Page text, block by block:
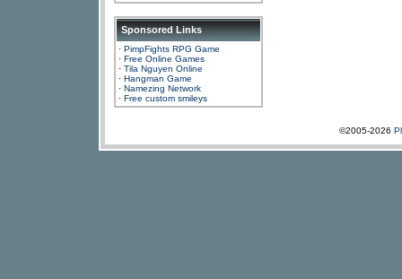
Sponsored Links
· PimpFights RPG Game
· Free Online Games
· Tila Nguyen Online
· Hangman Game
· Namezing Network
· Free custom smileys
©2005-2026